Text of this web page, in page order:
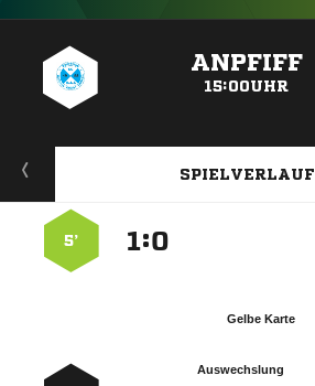
ANPFIFF
15:00UHR
SPIELVERLAUF
:
5’
Gelbe Karte
Auswechslung